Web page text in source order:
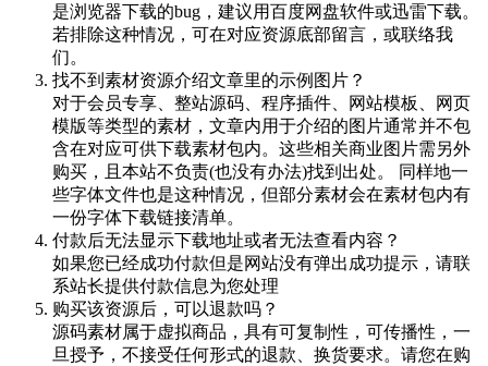
是浏览器下载的bug，建议用百度网盘软件或迅雷下载。
若排除这种情况，可在对应资源底部留言，或联络我
们。
找不到素材资源介绍文章里的示例图片？
对于会员专享、整站源码、程序插件、网站模板、网页
模版等类型的素材，文章内用于介绍的图片通常并不包
含在对应可供下载素材包内。这些相关商业图片需另外
购买，且本站不负责(也没有办法)找到出处。 同样地一
些字体文件也是这种情况，但部分素材会在素材包内有
一份字体下载链接清单。
付款后无法显示下载地址或者无法查看内容？
如果您已经成功付款但是网站没有弹出成功提示，请联
系站长提供付款信息为您处理
购买该资源后，可以退款吗？
源码素材属于虚拟商品，具有可复制性，可传播性，一
旦授予，不接受任何形式的退款、换货要求。请您在购